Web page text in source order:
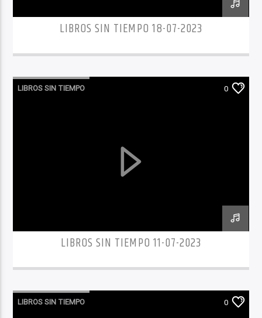
LIBROS SIN TIEMPO 18-07-2023
LIBROS SIN TIEMPO 0
LIBROS SIN TIEMPO 11-07-2023
LIBROS SIN TIEMPO 0